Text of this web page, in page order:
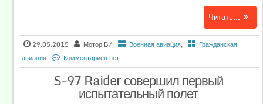
Читать...
29.05.2015 Мотор БИ Военная авиация,
Гражданская
авиация
Комментариев нет
S-97 Raider совершил первый
испытательный полет